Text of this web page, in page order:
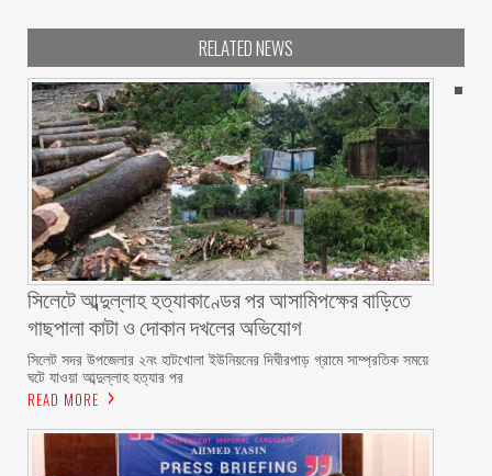
RELATED NEWS
সিলেটে আব্দুল্লাহ হত্যাকাণ্ডের পর আসামিপক্ষের বাড়িতে
গাছপালা কাটা ও দোকান দখলের অভিযোগ
সিলেট সদর উপজেলার ২নং হাটখোলা ইউনিয়নের দিঘীরপাড় গ্রামে সাম্প্রতিক সময়ে
ঘটে যাওয়া আব্দুল্লাহ হত্যার পর
READ MORE